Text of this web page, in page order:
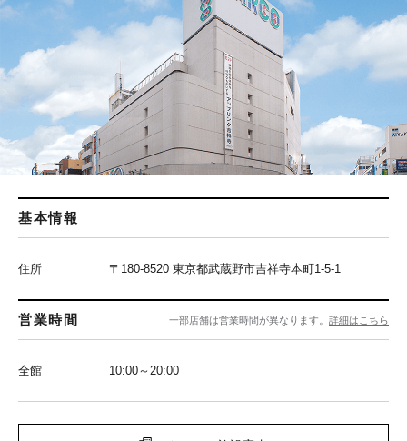
基本情報
住所 〒180-8520 東京都武蔵野市吉祥寺本町1-5-1
営業時間 一部店舗は営業時間が異なります。 詳細はこちら
全館 10:00～20:00